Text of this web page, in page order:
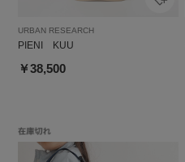
URBAN RESEARCH
PIENI KUU
￥38,500